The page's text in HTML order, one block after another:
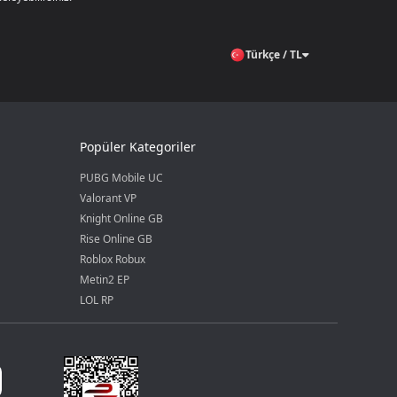
Türkçe / TL
Popüler Kategoriler
PUBG Mobile UC
Valorant VP
Knight Online GB
Rise Online GB
Roblox Robux
Metin2 EP
LOL RP